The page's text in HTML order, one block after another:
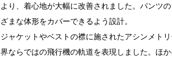
より、着心地が大幅に改善されました。パンツ
ざまな体形をカバーできるよう設計。
ジャケットやベストの襟に施されたアシンメト
界ならではの飛行機の軌道を表現しました。ほ